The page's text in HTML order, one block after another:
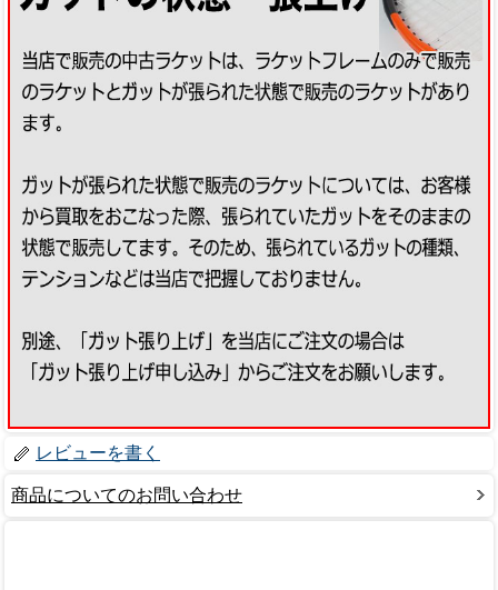
レビューを書く
商品についてのお問い合わせ